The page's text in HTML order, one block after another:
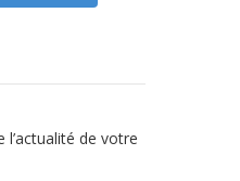
l’actualité de votre